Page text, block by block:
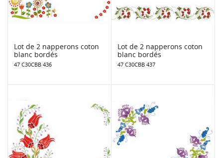
Lot de 2 napperons coton
blanc bordés
47 C30CBB 436
Lot de 2 napperons coton
blanc bordés
47 C30CBB 437